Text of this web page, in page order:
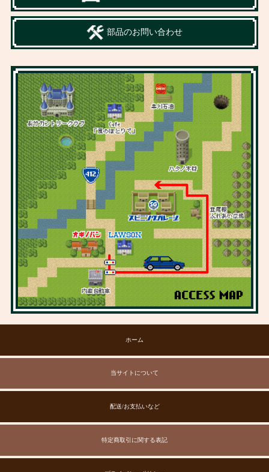
部品のお問い合わせ
ホーム
当サイトについて
配送/お支払いなど
特定商取引に関する表記